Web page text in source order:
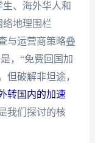
、海外华人和
地理围栏
与运营商策略叠
，“免费回国加
但破解非坦途，
转国内的加速
我们探讨的核